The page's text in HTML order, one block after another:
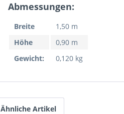
Abmessungen:
Breite
1,50 m
Höhe
0,90 m
Gewicht:
0,120 kg
Ähnliche Artikel